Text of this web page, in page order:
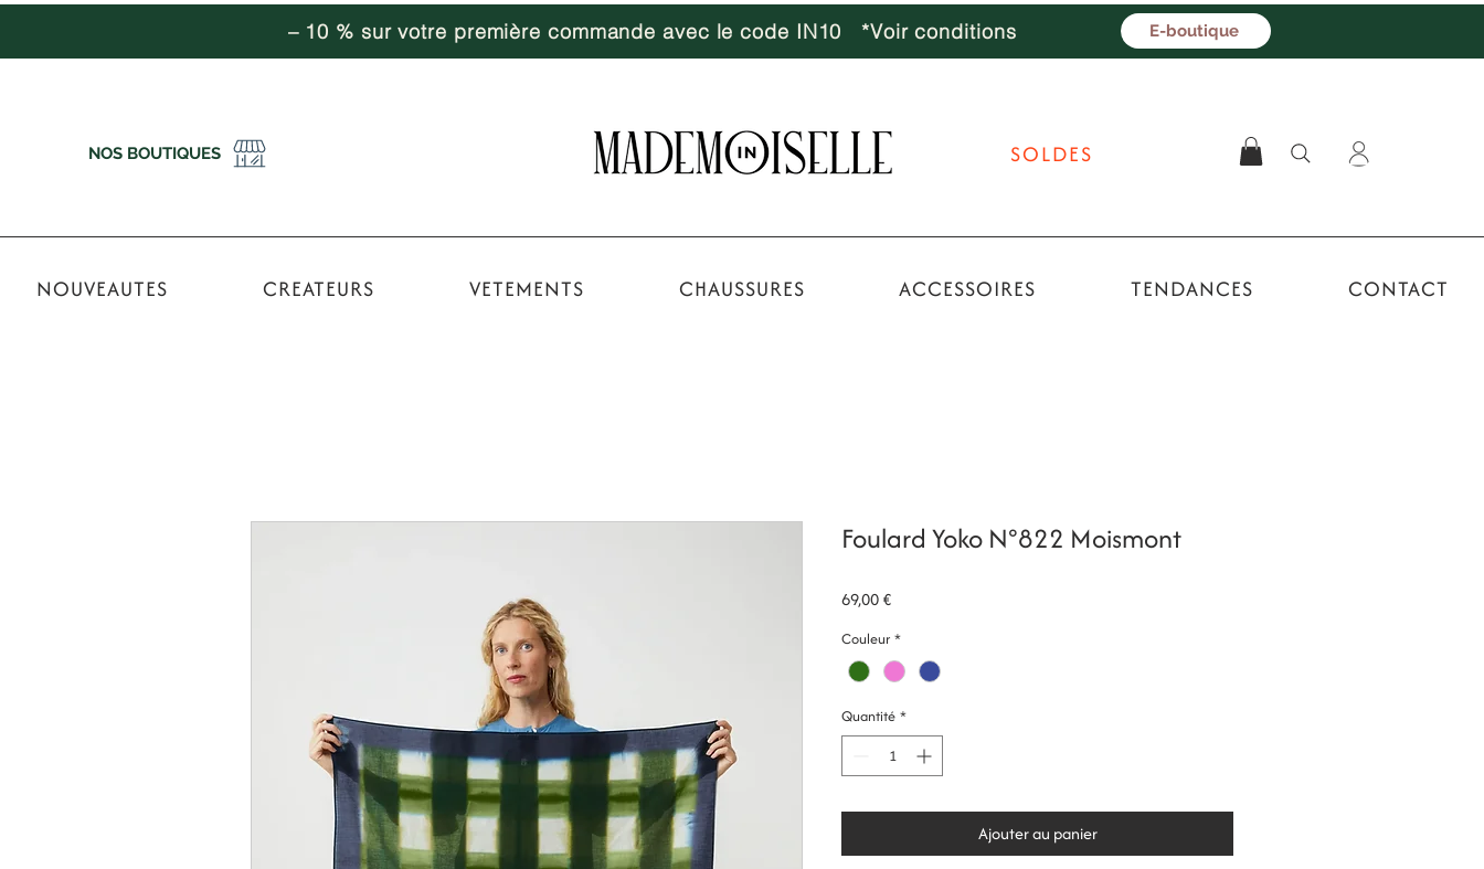
– 10 % sur votre première commande avec le code IN10 *Voir conditions E-boutique
NOS BOUTIQUES SOLDES
NOUVEAUTES CREATEURS VETEMENTS CHAUSSURES ACCESSOIRES TENDANCES CONTACT
Foulard Yoko N°822 Moismont
69,00 €Prix
Couleur *
Quantité *
Ajouter au panier